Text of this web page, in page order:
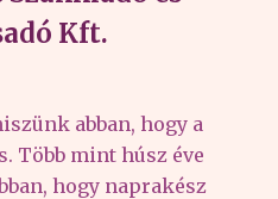
Kft.
abban, hogy a
Több mint húsz éve
hogy naprakész